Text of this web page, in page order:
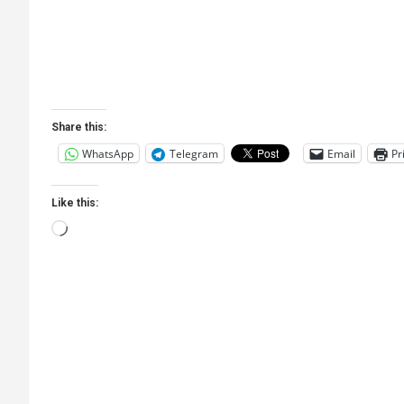
Share this:
WhatsApp Telegram Email
Like this:
Loading…